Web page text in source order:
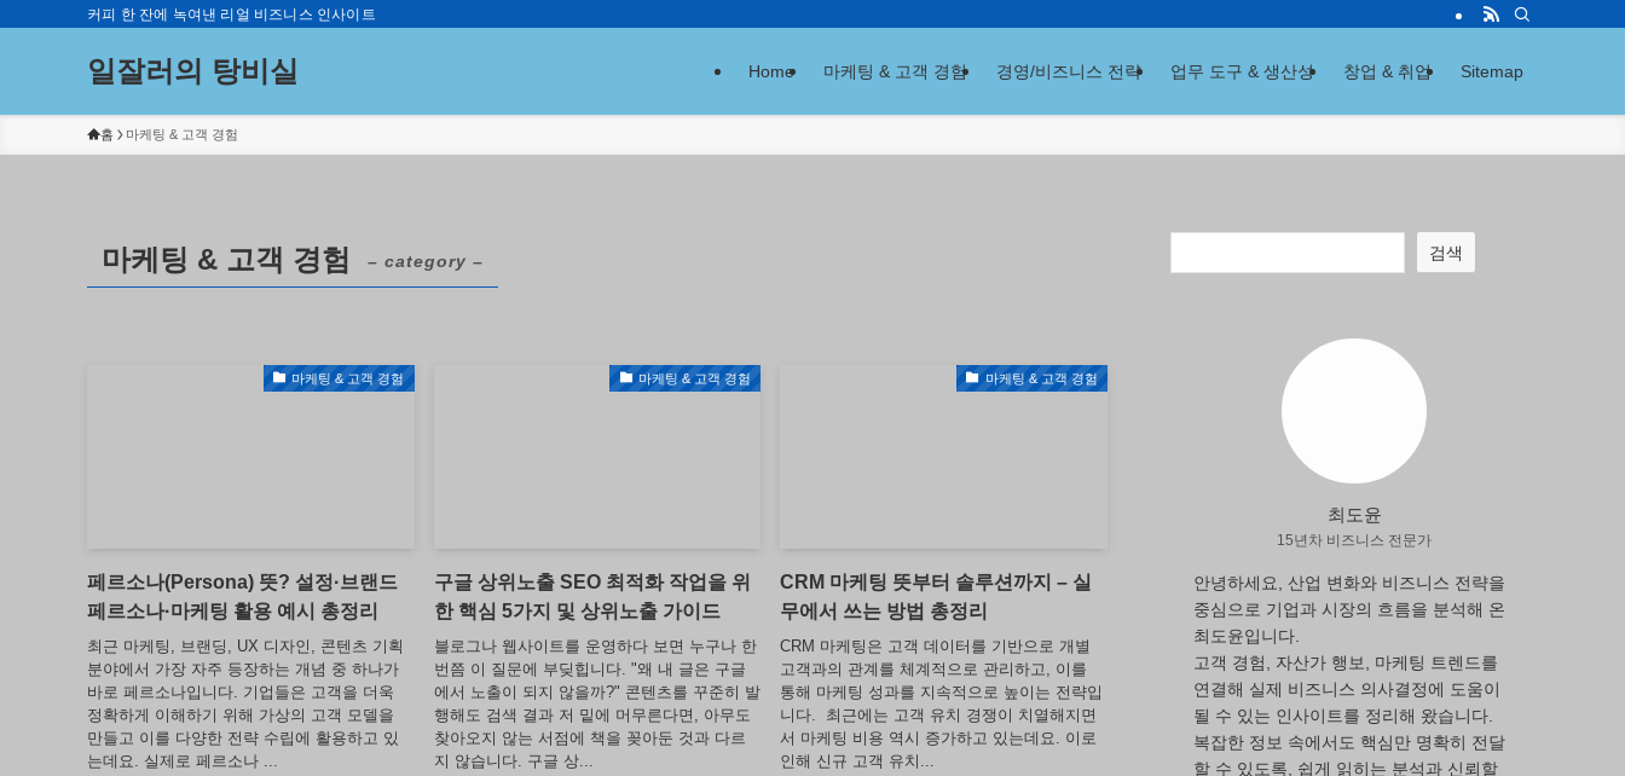
커피 한 잔에 녹여낸 리얼 비즈니스 인사이트
일잘러의 탕비실 Home 마케팅 & 고객 경험 경영/비즈니스 전략 업무 도구 & 생산성 창업 & 취업 Sitemap
홈 마케팅 & 고객 경험
마케팅 & 고객 경험 – category –
마케팅 & 고객 경험
페르소나(Persona) 뜻? 설정·브랜드
페르소나·마케팅 활용 예시 총정리
최근 마케팅, 브랜딩, UX 디자인, 콘텐츠 기획
분야에서 가장 자주 등장하는 개념 중 하나가
바로 페르소나입니다. 기업들은 고객을 더욱
정확하게 이해하기 위해 가상의 고객 모델을
만들고 이를 다양한 전략 수립에 활용하고 있
는데요. 실제로 페르소나 ...
마케팅 & 고객 경험
구글 상위노출 SEO 최적화 작업을 위
한 핵심 5가지 및 상위노출 가이드
블로그나 웹사이트를 운영하다 보면 누구나 한
번쯤 이 질문에 부딪힙니다. "왜 내 글은 구글
에서 노출이 되지 않을까?" 콘텐츠를 꾸준히 발
행해도 검색 결과 저 밑에 머무른다면, 아무도
찾아오지 않는 서점에 책을 꽂아둔 것과 다르
지 않습니다. 구글 상...
마케팅 & 고객 경험
CRM 마케팅 뜻부터 솔루션까지 – 실
무에서 쓰는 방법 총정리
CRM 마케팅은 고객 데이터를 기반으로 개별
고객과의 관계를 체계적으로 관리하고, 이를
통해 마케팅 성과를 지속적으로 높이는 전략입
니다. 최근에는 고객 유치 경쟁이 치열해지면
서 마케팅 비용 역시 증가하고 있는데요. 이로
인해 신규 고객 유치...
검색
최도윤
15년차 비즈니스 전문가
안녕하세요, 산업 변화와 비즈니스 전략을
중심으로 기업과 시장의 흐름을 분석해 온
최도윤입니다.
고객 경험, 자산가 행보, 마케팅 트렌드를
연결해 실제 비즈니스 의사결정에 도움이
될 수 있는 인사이트를 정리해 왔습니다.
복잡한 정보 속에서도 핵심만 명확히 전달
할 수 있도록, 쉽게 읽히는 분석과 신뢰할